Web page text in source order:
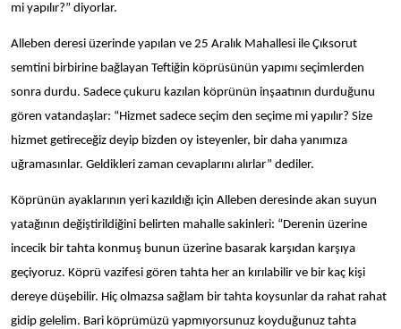
mi yapılır?” diyorlar.
Alleben deresi üzerinde yapılan ve 25 Aralık Mahallesi ile Çıksorut
semtini birbirine bağlayan Teftiğin köprüsünün yapımı seçimlerden
sonra durdu. Sadece çukuru kazılan köprünün inşaatının durduğunu
gören vatandaşlar: “Hizmet sadece seçim den seçime mi yapılır? Size
hizmet getireceğiz deyip bizden oy isteyenler, bir daha yanımıza
uğramasınlar. Geldikleri zaman cevaplarını alırlar” dediler.
Köprünün ayaklarının yeri kazıldığı için Alleben deresinde akan suyun
yatağının değiştirildiğini belirten mahalle sakinleri: “Derenin üzerine
incecik bir tahta konmuş bunun üzerine basarak karşıdan karşıya
geçiyoruz. Köprü vazifesi gören tahta her an kırılabilir ve bir kaç kişi
dereye düşebilir. Hiç olmazsa sağlam bir tahta koysunlar da rahat rahat
gidip gelelim. Bari köprümüzü yapmıyorsunuz koyduğunuz tahta